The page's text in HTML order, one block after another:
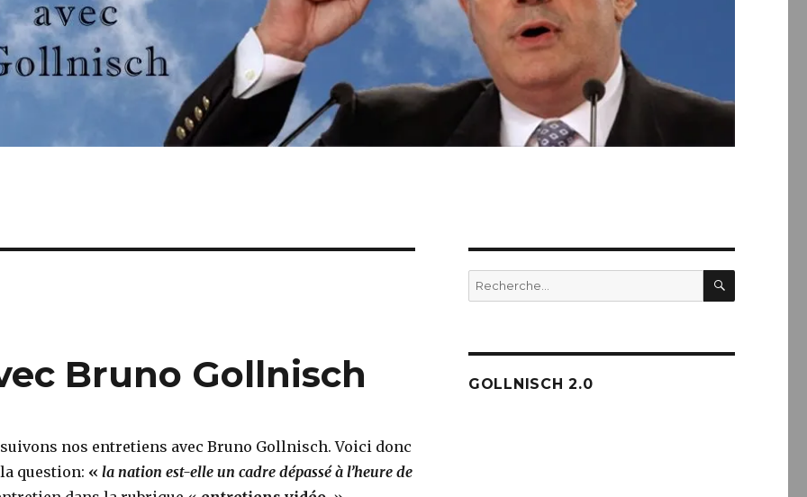
Bruno Gollnisch
nos entretiens avec Bruno Gollnisch. Voici donc
question: «la nation est-elle un cadre dépassé à l’heure de
Recherche
pour :
GOLLNISCH 2.0